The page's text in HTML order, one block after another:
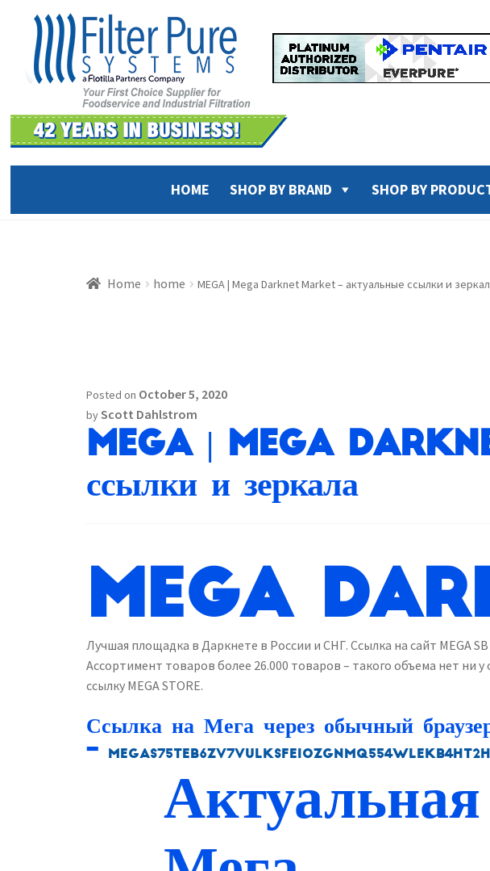
navigation
content
HOME SHOP BY BRAND SHOP BY
Home home MEGA | Mega Darknet Market – актуальные ссылки и
Posted on October 5, 2020
byScott Dahlstrom
MEGA | Mega
ссылки и зеркала
MEGA
Лучшая площадка в Даркнете в России и СНГ. Ссылка на сайт MEGA
Ассортимент товаров более 26.000 товаров – такого объема нет ни
ссылку MEGA STORE.
Ссылка на Мега через обычный
–